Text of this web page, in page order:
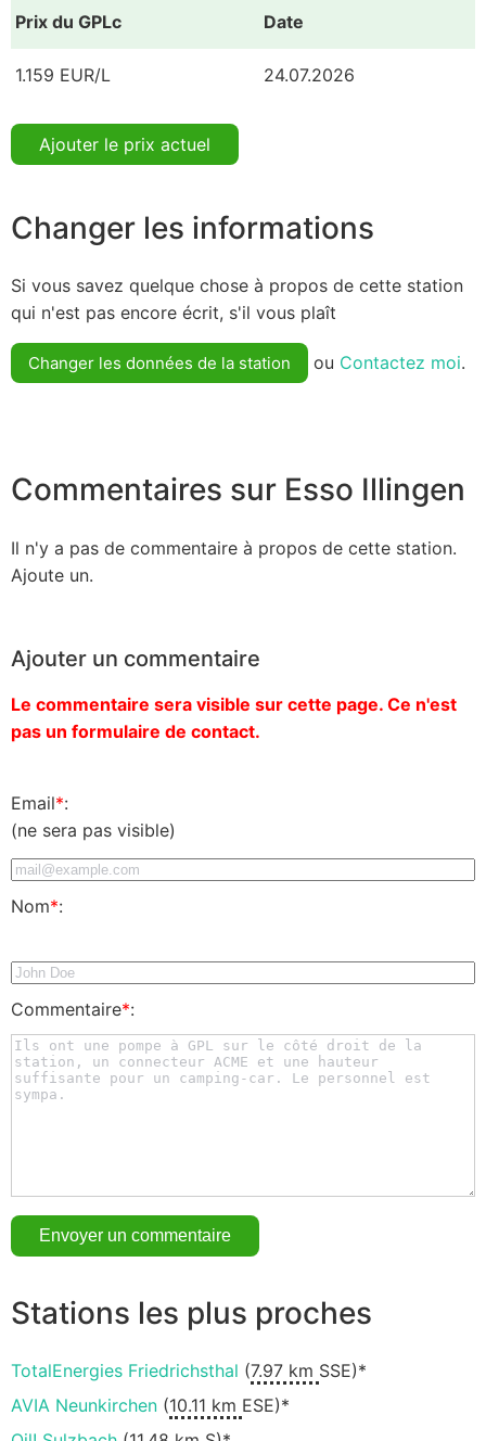
Prix du GPLc Date
1.159 EUR/L 24.07.2026
Ajouter le prix actuel
Changer les informations
Si vous savez quelque chose à propos de cette station
qui n'est pas encore écrit, s'il vous plaît
Changer les données de la station ou Contactez moi.
Commentaires sur Esso Illingen
Il n'y a pas de commentaire à propos de cette station.
Ajoute un.
Ajouter un commentaire
Le commentaire sera visible sur cette page. Ce n'est
pas un formulaire de contact.
Email*:
(ne sera pas visible)
Nom*:
Commentaire*:
Stations les plus proches
TotalEnergies Friedrichsthal (7.97 km SSE)*
AVIA Neunkirchen (10.11 km ESE)*